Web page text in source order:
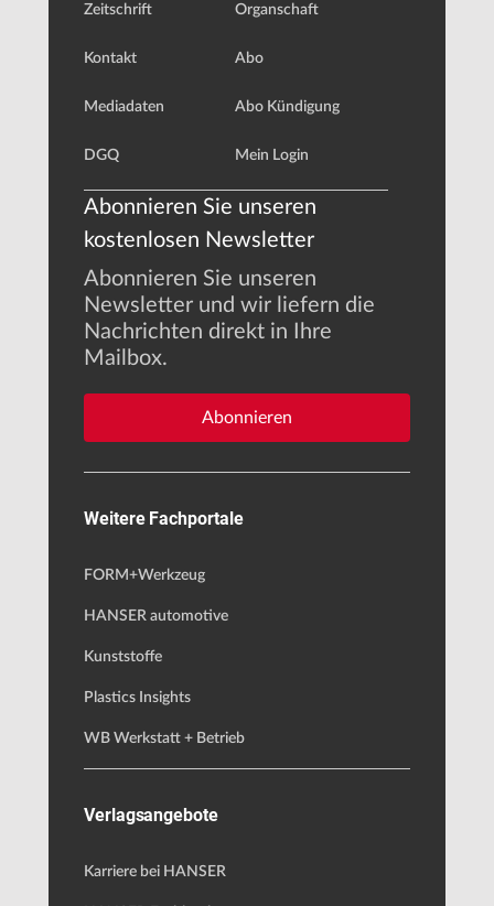
Zeitschrift
Kontakt
Mediadaten
DGQ
Organschaft
Abo
Abo Kündigung
Mein Login
Abonnieren Sie unseren
kostenlosen Newsletter
Abonnieren Sie unseren
Newsletter und wir liefern die
Nachrichten direkt in Ihre
Mailbox.
Abonnieren
Weitere Fachportale
FORM+Werkzeug
HANSER automotive
Kunststoffe
Plastics Insights
WB Werkstatt + Betrieb
Verlagsangebote
Karriere bei HANSER